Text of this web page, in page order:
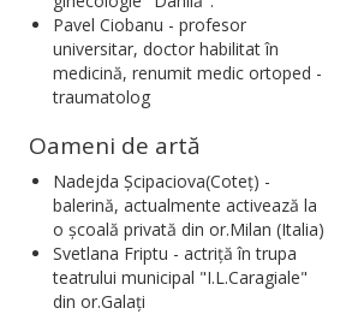
Pavel Ciobanu - profesor
universitar, doctor habilitat în
medicină, renumit medic ortoped -
traumatolog
Oameni de artă
Nadejda Șcipaciova(Coteț) -
balerină, actualmente activează la
o școală privată din or.Milan (Italia)
Svetlana Friptu - actriță în trupa
teatrului municipal "I.L.Caragiale"
din or.Galați